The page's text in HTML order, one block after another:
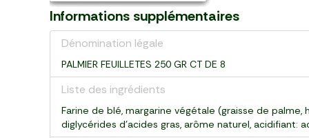
Informations supplémentaires
Dénomination légale
PALMIER FEUILLETES 250 GR CT DE 8
Liste des ingrédients
Farine de blé, margarine végétale (graisse de
diglycérides d'acides gras, arôme naturel, acidifiant: